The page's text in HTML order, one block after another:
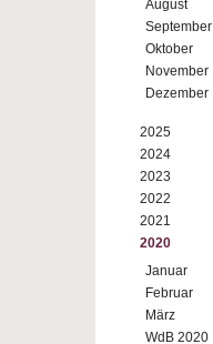
August
September
Oktober
November
Dezember
2025
2024
2023
2022
2021
2020
Januar
Februar
März
WdB 2020